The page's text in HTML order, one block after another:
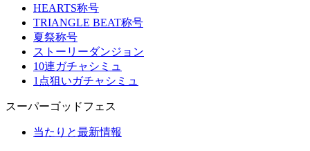
HEARTS称号
TRIANGLE BEAT称号
夏祭称号
ストーリーダンジョン
10連ガチャシミュ
1点狙いガチャシミュ
スーパーゴッドフェス
当たりと最新情報